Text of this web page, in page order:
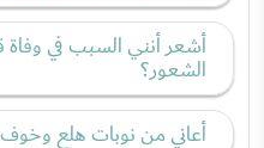
أشعر أنني السبب في
الشعور؟
أعاني من نوبات هلع